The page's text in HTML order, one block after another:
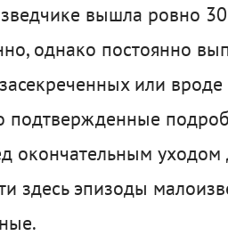
вышла ровно
однако постоянно
или
подтвержденные
окончательным уходом
здесь эпизоды